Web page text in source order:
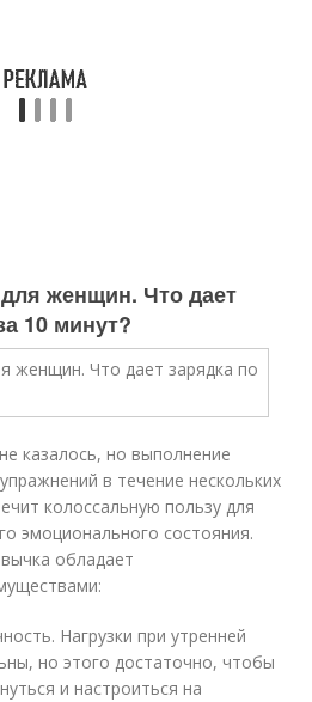
женщин. Что дает
10 минут?
казалось, но выполнение
в течение нескольких
колоссальную пользу для
эмоционального состояния.
обладает
Нагрузки при утренней
но этого достаточно, чтобы
и настроиться на